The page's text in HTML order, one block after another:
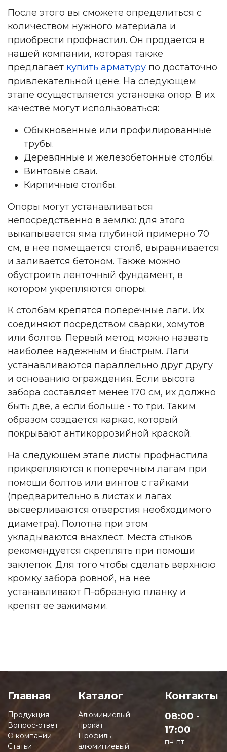
После этого вы сможете определиться с
количеством нужного материала и
приобрести профнастил. Он продается в
нашей компании, которая также
предлагает купить арматуру по достаточно
привлекательной цене. На следующем
этапе осуществляется установка опор. В их
качестве могут использоваться:
Обыкновенные или профилированные
трубы.
Деревянные и железобетонные столбы.
Винтовые сваи.
Кирпичные столбы.
Опоры могут устанавливаться
непосредственно в землю: для этого
выкапывается яма глубиной примерно 70
см, в нее помещается столб, выравнивается
и заливается бетоном. Также можно
обустроить ленточный фундамент, в
котором укрепляются опоры.
К столбам крепятся поперечные лаги. Их
соединяют посредством сварки, хомутов
или болтов. Первый метод можно назвать
наиболее надежным и быстрым. Лаги
устанавливаются параллельно друг другу
и основанию ограждения. Если высота
забора составляет менее 170 см, их должно
быть две, а если больше - то три. Таким
образом создается каркас, который
покрывают антикоррозийной краской.
На следующем этапе листы профнастила
прикрепляются к поперечным лагам при
помощи болтов или винтов с гайками
(предварительно в листах и лагах
высверливаются отверстия необходимого
диаметра). Полотна при этом
укладываются внахлест. Места стыков
рекомендуется скреплять при помощи
заклепок. Для того чтобы сделать верхнюю
кромку забора ровной, на нее
устанавливают П-образную планку и
крепят ее зажимами.
Главная
Продукция
Вопрос-ответ
О компании
Статьи
Каталог
Алюминиевый
прокат
Профиль
алюминиевый
Контакты
08:00 -
17:00
пн-пт